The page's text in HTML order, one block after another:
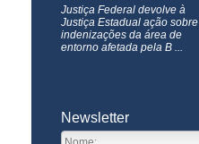
Justiça Federal devolve à
Justiça Estadual ação sobre
indenizações da área de
entorno afetada pela B ...
Newsletter